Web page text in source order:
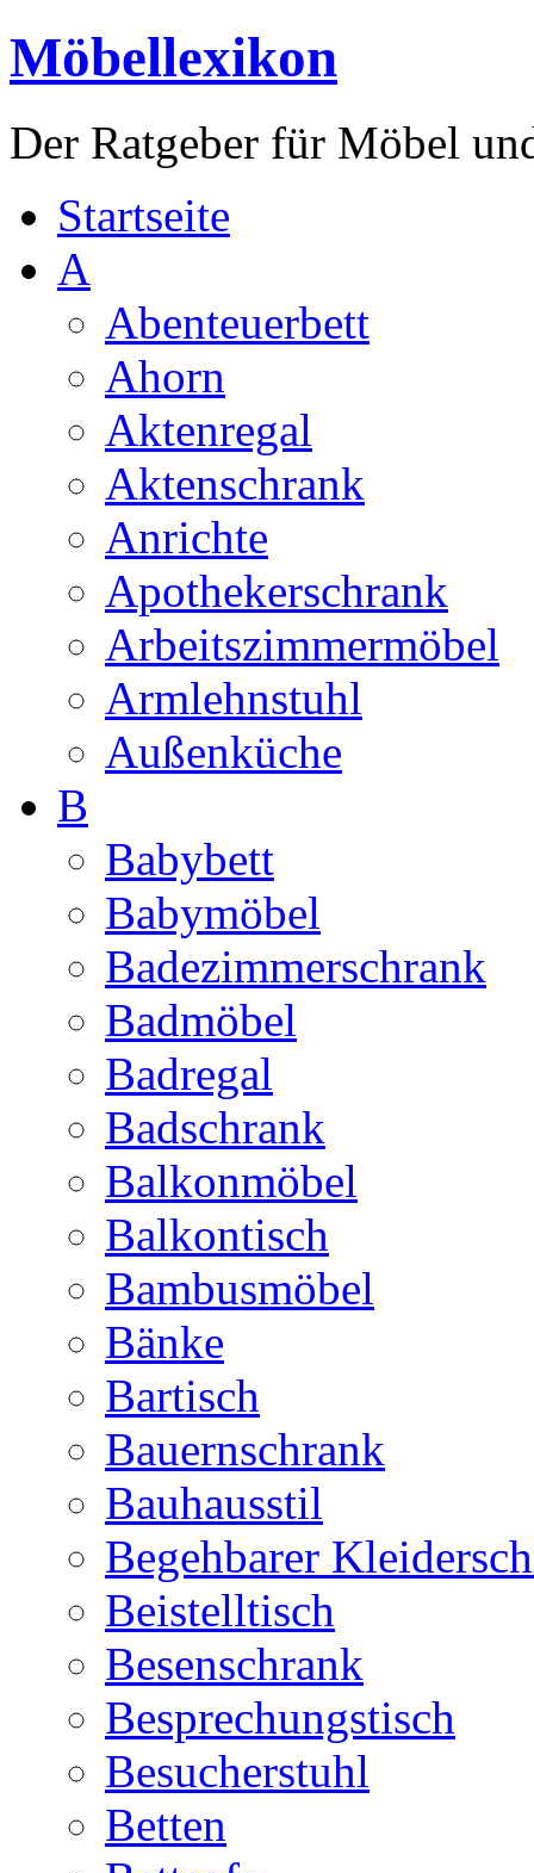
Möbellexikon
Der Ratgeber für Möbel
Startseite
A
Abenteuerbett
Ahorn
Aktenregal
Aktenschrank
Anrichte
Apothekerschrank
Arbeitszimmermöbel
Armlehnstuhl
Außenküche
B
Babybett
Babymöbel
Badezimmerschrank
Badmöbel
Badregal
Badschrank
Balkonmöbel
Balkontisch
Bambusmöbel
Bänke
Bartisch
Bauernschrank
Bauhausstil
Begehbarer
Beistelltisch
Besenschrank
Besprechungstisch
Besucherstuhl
Betten